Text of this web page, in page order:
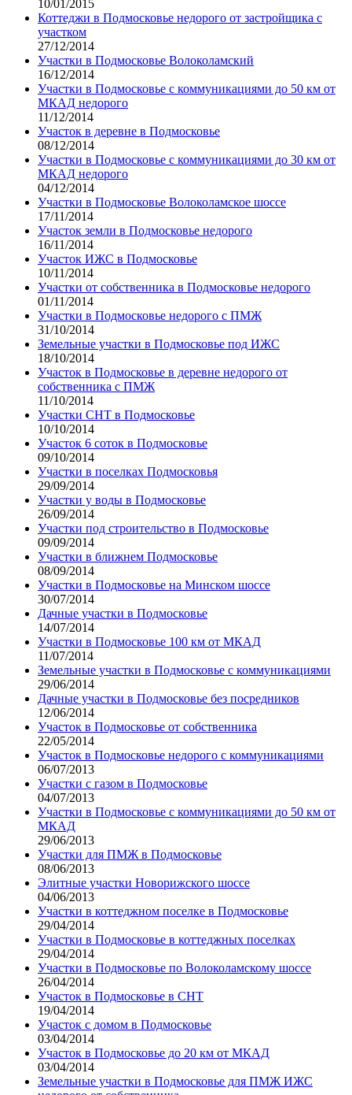
10/01/2015
Коттеджи в Подмосковье недорого от застройщика с
участком
27/12/2014
Участки в Подмосковье Волоколамский
16/12/2014
Участки в Подмосковье с коммуникациями до 50 км от
МКАД недорого
11/12/2014
Участок в деревне в Подмосковье
08/12/2014
Участки в Подмосковье с коммуникациями до 30 км от
МКАД недорого
04/12/2014
Участки в Подмосковье Волоколамское шоссе
17/11/2014
Участок земли в Подмосковье недорого
16/11/2014
Участок ИЖС в Подмосковье
10/11/2014
Участки от собственника в Подмосковье недорого
01/11/2014
Участки в Подмосковье недорого с ПМЖ
31/10/2014
Земельные участки в Подмосковье под ИЖС
18/10/2014
Участок в Подмосковье в деревне недорого от
собственника с ПМЖ
11/10/2014
Участки СНТ в Подмосковье
10/10/2014
Участок 6 соток в Подмосковье
09/10/2014
Участки в поселках Подмосковья
29/09/2014
Участки у воды в Подмосковье
26/09/2014
Участки под строительство в Подмосковье
09/09/2014
Участки в ближнем Подмосковье
08/09/2014
Участки в Подмосковье на Минском шоссе
30/07/2014
Дачные участки в Подмосковье
14/07/2014
Участки в Подмосковье 100 км от МКАД
11/07/2014
Земельные участки в Подмосковье с коммуникациями
29/06/2014
Дачные участки в Подмосковье без посредников
12/06/2014
Участок в Подмосковье от собственника
22/05/2014
Участок в Подмосковье недорого с коммуникациями
06/07/2013
Участки с газом в Подмосковье
04/07/2013
Участки в Подмосковье с коммуникациями до 50 км от
МКАД
29/06/2013
Участки для ПМЖ в Подмосковье
08/06/2013
Элитные участки Новорижского шоссе
04/06/2013
Участки в коттеджном поселке в Подмосковье
29/04/2014
Участки в Подмосковье в коттеджных поселках
29/04/2014
Участки в Подмосковье по Волоколамскому шоссе
26/04/2014
Участок в Подмосковье в СНТ
19/04/2014
Участок с домом в Подмосковье
03/04/2014
Участок в Подмосковье до 20 км от МКАД
03/04/2014
Земельные участки в Подмосковье для ПМЖ ИЖС